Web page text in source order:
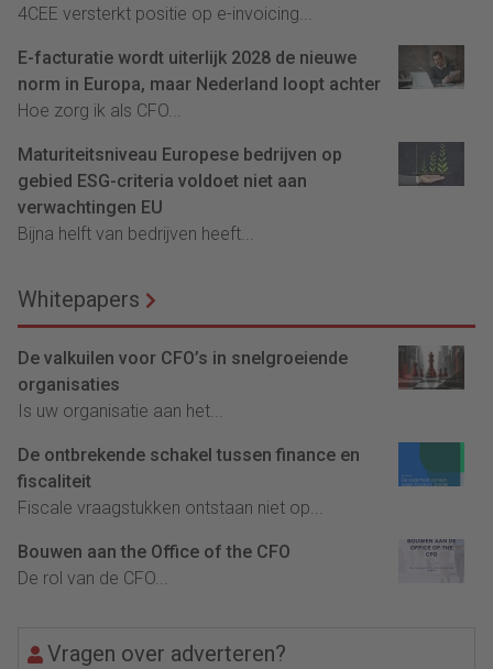
4CEE versterkt positie op e-invoicing...
E-facturatie wordt uiterlijk 2028 de nieuwe
norm in Europa, maar Nederland loopt achter
Hoe zorg ik als CFO...
Maturiteitsniveau Europese bedrijven op
gebied ESG-criteria voldoet niet aan
verwachtingen EU
Bijna helft van bedrijven heeft...
Whitepapers
De valkuilen voor CFO’s in snelgroeiende
organisaties
Is uw organisatie aan het...
De ontbrekende schakel tussen finance en
fiscaliteit
Fiscale vraagstukken ontstaan niet op...
Bouwen aan the Office of the CFO
De rol van de CFO...
Vragen over adverteren?